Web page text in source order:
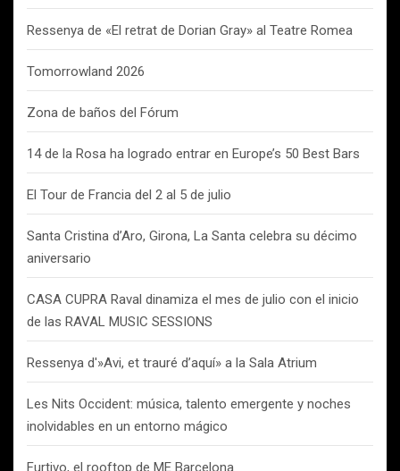
Ressenya de «El retrat de Dorian Gray» al Teatre Romea
Tomorrowland 2026
Zona de baños del Fórum
14 de la Rosa ha logrado entrar en Europe’s 50 Best Bars
El Tour de Francia del 2 al 5 de julio
Santa Cristina d’Aro, Girona, La Santa celebra su décimo
aniversario
CASA CUPRA Raval dinamiza el mes de julio con el inicio
de las RAVAL MUSIC SESSIONS
Ressenya d'»Avi, et trauré d’aquí» a la Sala Atrium
Les Nits Occident: música, talento emergente y noches
inolvidables en un entorno mágico
Furtivo, el rooftop de ME Barcelona